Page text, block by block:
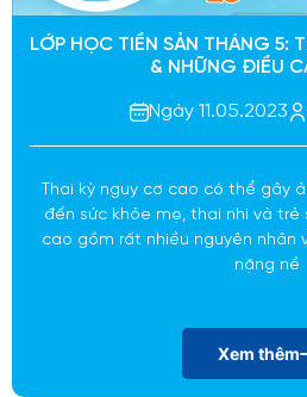
LỚP HỌC TIỀN SẢN THÁNG 5:
& NHỮNG ĐIỀU
Ngày 11.05.2023
Thai kỳ nguy cơ cao có thể gây
đến sức khỏe mẹ, thai nhi và trẻ
cao gồm rất nhiều nguyên nhân
nặng nề
Xem thêm